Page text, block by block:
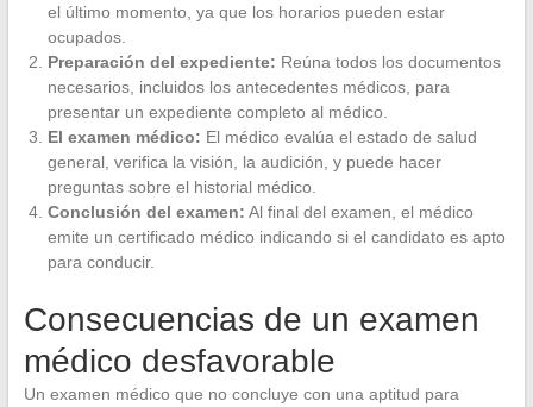
el último momento, ya que los horarios pueden estar
ocupados.
Preparación del expediente: Reúna todos los documentos
necesarios, incluidos los antecedentes médicos, para
presentar un expediente completo al médico.
El examen médico: El médico evalúa el estado de salud
general, verifica la visión, la audición, y puede hacer
preguntas sobre el historial médico.
Conclusión del examen: Al final del examen, el médico
emite un certificado médico indicando si el candidato es apto
para conducir.
Consecuencias de un examen
médico desfavorable
Un examen médico que no concluye con una aptitud para